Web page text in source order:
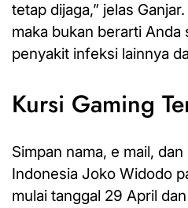
tetap dijaga,” jelas
maka bukan berarti
penyakit infeksi lainnya
Kursi Gaming
Simpan nama, e mail,
Indonesia Joko Widodo
mulai tanggal 29 April